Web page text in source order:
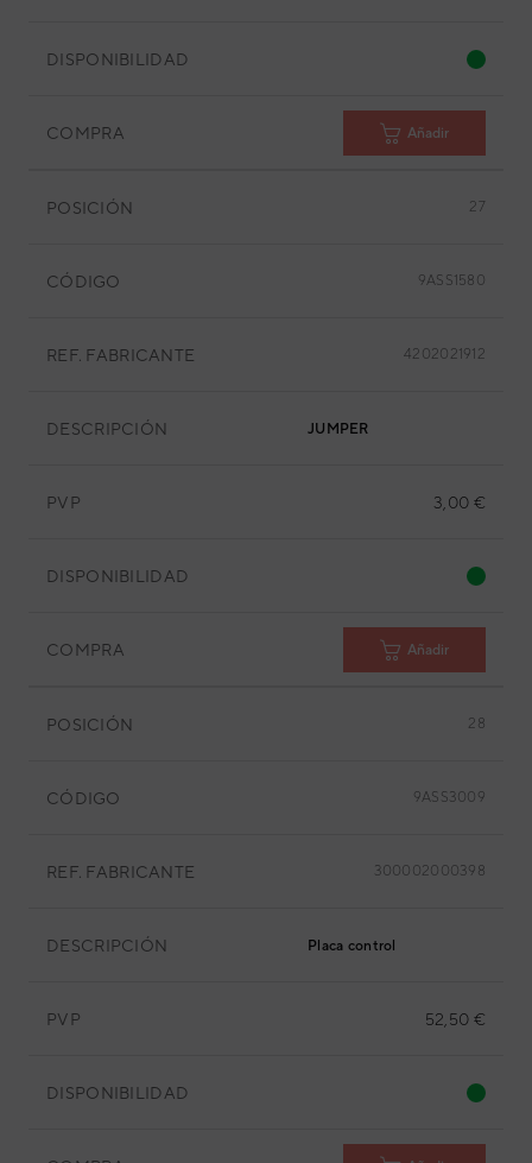
DISPONIBILIDAD
COMPRA Añadir
POSICIÓN 27
CÓDIGO 9ASS1580
REF. FABRICANTE 4202021912
DESCRIPCIÓN JUMPER
PVP 3,00 €
DISPONIBILIDAD
COMPRA Añadir
POSICIÓN 28
CÓDIGO 9ASS3009
REF. FABRICANTE 300002000398
DESCRIPCIÓN Placa control
PVP 52,50 €
DISPONIBILIDAD